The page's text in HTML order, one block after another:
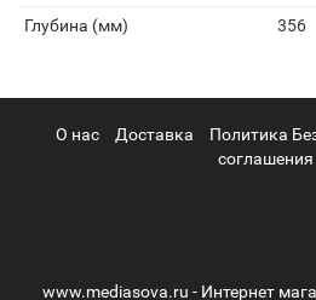
Глубина (мм)
356
О нас Доставка Политика
соглашения
www.mediasova.ru - Интернет